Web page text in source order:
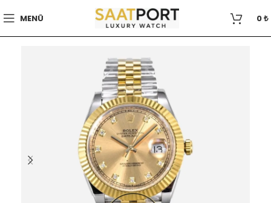
MENÜ 0₺